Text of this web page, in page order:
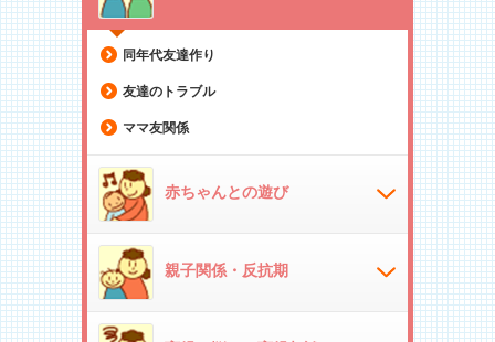
同年代友達作り
友達のトラブル
ママ友関係
赤ちゃんとの遊び
親子関係・反抗期